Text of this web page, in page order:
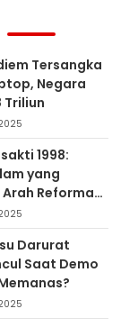
Tersangka
Negara
Triliun
1998:
yang
Reformasi
Darurat
Saat Demo